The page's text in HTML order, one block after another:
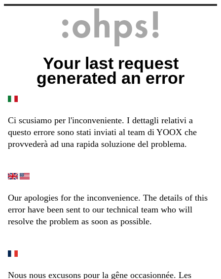
Your last request
generated an error
Ci scusiamo per l'inconveniente. I dettagli relativi a
questo errore sono stati inviati al team di YOOX che
provvederà ad una rapida soluzione del problema.
Our apologies for the inconvenience. The details of this
error have been sent to our technical team who will
resolve the problem as soon as possible.
Nous nous excusons pour la gêne occasionnée. Les